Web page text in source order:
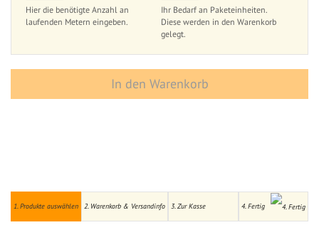
1. Produkte auswählen 2. Warenkorb & Versandinfo 3. Zur Kasse 4. Fertig
Hier die benötigte Anzahl an
laufenden Metern eingeben.
Ihr Bedarf an Paketeinheiten.
Diese werden in den Warenkorb
gelegt.
In den Warenkorb